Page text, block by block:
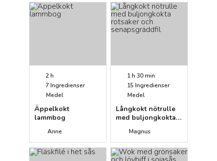
2 h
7Ingredienser
Medel
Äppelkokt
lammbog
Anne
1 h 30 min
15 Ingredienser
Medel
Långkokt nötrulle
med buljongkokta
senapsgräddfil
Magnus